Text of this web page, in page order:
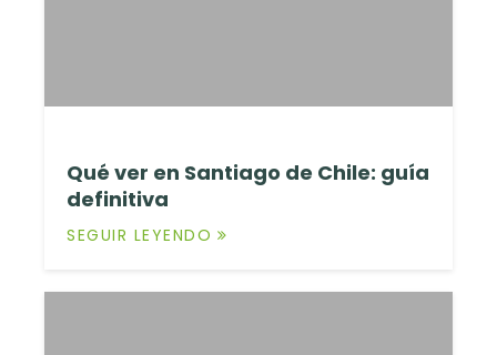
Qué ver en Santiago de Chile: guía
definitiva
SEGUIR LEYENDO